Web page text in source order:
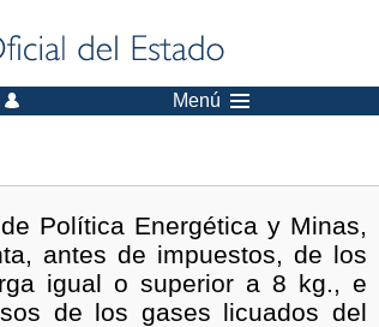
Menú
Política Energética y Minas,
antes de impuestos, de los
igual o superior a 8 kg., e
de los gases licuados del